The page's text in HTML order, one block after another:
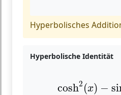
Hyperbolisches
Hyperbolische Identität
cosh2 (x) −
cosh2 (x